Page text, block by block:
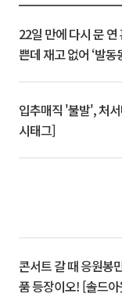
22일 만에 다시 문
쁜데 재고 없어 ‘발동
입추매직 '불발', 처
시태그]
콘서트 갈 때 응원
품 등장이오! [솔드